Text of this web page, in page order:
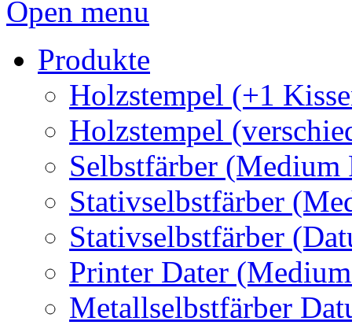
Open menu
Produkte
Holzstempel (+1
Holzstempel
Selbstfärber (Medium
Stativselbstfärber
Stativselbstfärber
Printer Dater
Metallselbstfärber